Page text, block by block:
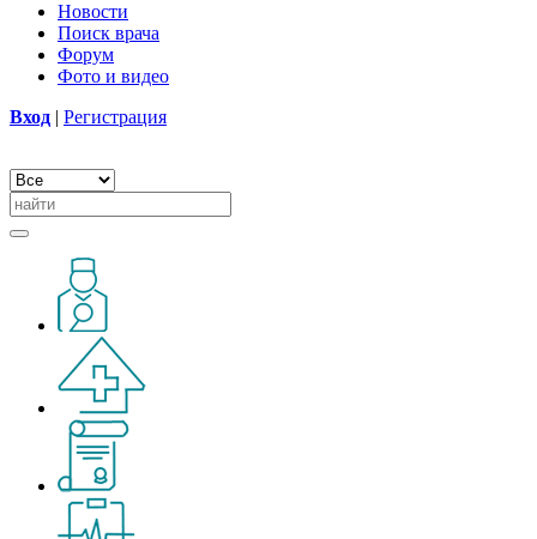
Новости
Поиск врача
Форум
Фото и видео
Вход | Регистрация